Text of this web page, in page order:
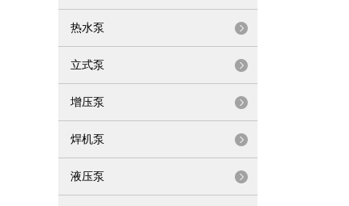
热水泵
立式泵
增压泵
焊机泵
液压泵